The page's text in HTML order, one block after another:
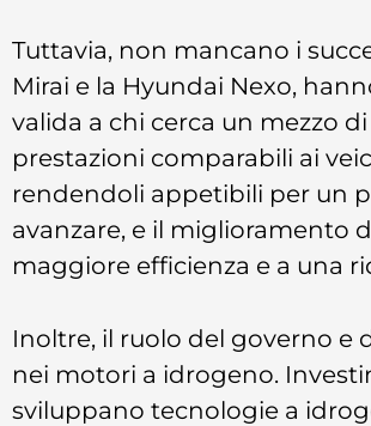
Tuttavia, non mancano i
Mirai e la Hyundai Nexo,
valida a chi cerca un mezzo
prestazioni comparabili ai
rendendoli appetibili per un
avanzare, e il miglioramento
maggiore efficienza e a una
Inoltre, il ruolo del governo e
nei motori a idrogeno.
sviluppano tecnologie a